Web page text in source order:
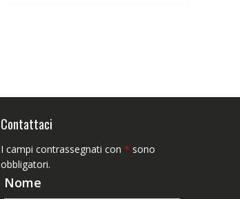
Contattaci
I campi contrassegnati con * sono
obbligatori.
Nome